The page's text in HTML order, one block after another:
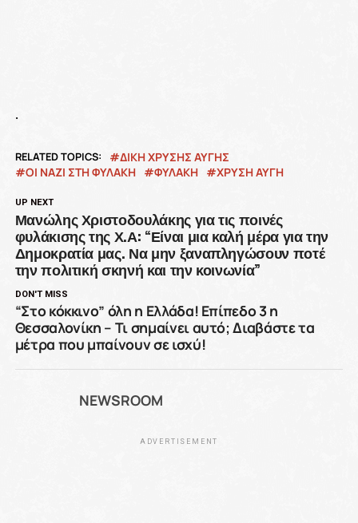
.
RELATED TOPICS:
ΔΙΚΗ ΧΡΥΣΗΣ ΑΥΓΗΣ
ΟΙ ΝΑΖΊ ΣΤΗ ΦΥΛΑΚΉ
ΦΥΛΑΚΗ ΧΡΥΣΗ ΑΥΓΗ
UP NEXT
Μανώλης Χριστοδουλάκης για τις ποινές
φυλάκισης της Χ.Α: “Είναι μια καλή μέρα για την
Δημοκρατία μας. Να μην ξαναπληγώσουν ποτέ
την πολιτική σκηνή και την κοινωνία”
DON'T MISS
“Στο κόκκινο” όλη η Ελλάδα! Επίπεδο 3 η
Θεσσαλονίκη – Τι σημαίνει αυτό; Διαβάστε τα
μέτρα που μπαίνουν σε ισχύ!
NEWSROOM
ADVERTISEMENT